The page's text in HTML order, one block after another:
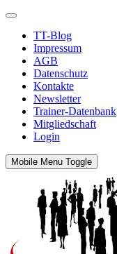
TT-Blog
Impressum
AGB
Datenschutz
Kontakte
Newsletter
Trainer-Datenbank
Mitgliedschaft
Login
Mobile Menu Toggle